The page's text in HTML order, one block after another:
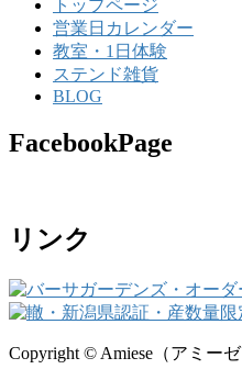
トップページ
営業日カレンダー
教室・1日体験
ステンド雑貨
BLOG
FacebookPage
リンク
Copyright © Amiese（アミー